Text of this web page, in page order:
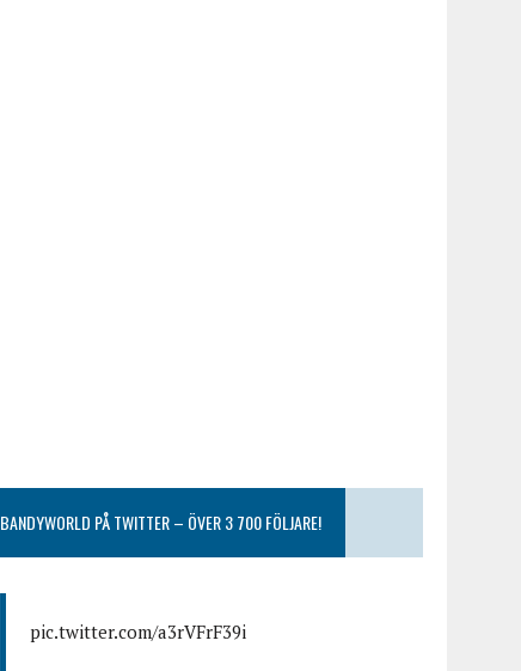
BANDYWORLD PÅ TWITTER – ÖVER 3 700 FÖLJARE!
pic.twitter.com/a3rVFrF39i